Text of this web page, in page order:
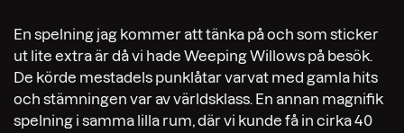
En spelning jag kommer att tänka på och som sticker
ut lite extra är då vi hade Weeping Willows på besök.
De körde mestadels punklåtar varvat med gamla hits
och stämningen var av världsklass. En annan magnifik
spelning i samma lilla rum, där vi kunde få in cirka 40